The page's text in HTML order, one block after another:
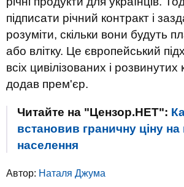
підписати річний контракт і
розуміти, скільки вони будуть
або влітку. Це європейський
всіх цивілізованих і розвинутих
додав прем'єр.
Читайте на "Цензор.НЕТ":
встановив граничну ціну на
населення
Автор: Наталя Джума